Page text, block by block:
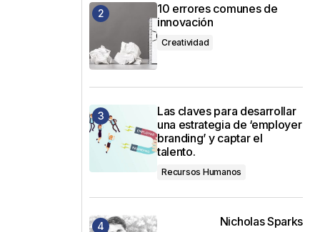
10 errores comunes de
innovación
Creatividad
Las claves para desarrollar
una estrategia de ‘employer
branding’ y captar el
talento.
Recursos Humanos
Nicholas Sparks